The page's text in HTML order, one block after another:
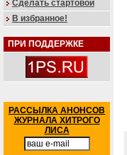
Сделать стартовой
В избранное!
ПРИ ПОДДЕРЖКЕ
РАССЫЛКА АНОНСОВ
ЖУРНАЛА ХИТРОГО
ЛИСА